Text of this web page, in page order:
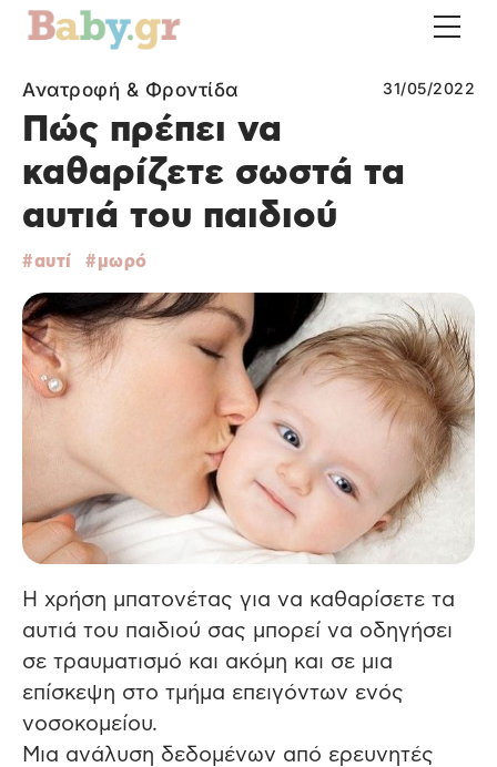
Ανατροφή & Φροντίδα 31/05/2022
Πώς πρέπει να
καθαρίζετε σωστά τα
αυτιά του παιδιού
αυτί μωρό
Η χρήση μπατονέτας για να καθαρίσετε τα
αυτιά του παιδιού σας μπορεί να οδηγήσει
σε τραυματισμό και ακόμη και σε μια
επίσκεψη στο τμήμα επειγόντων ενός
νοσοκομείου.
Μια ανάλυση δεδομένων από ερευνητές